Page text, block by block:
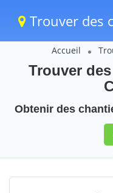
Trouver des
Accueil
Trouver
Obtenir des